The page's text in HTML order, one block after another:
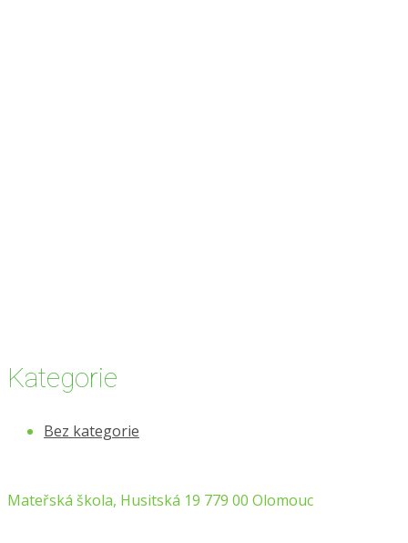
Kategorie
Bez kategorie
Mateřská škola, Husitská 19 779 00 Olomouc